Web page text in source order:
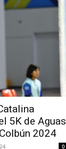
5K de Aguas
2024
0